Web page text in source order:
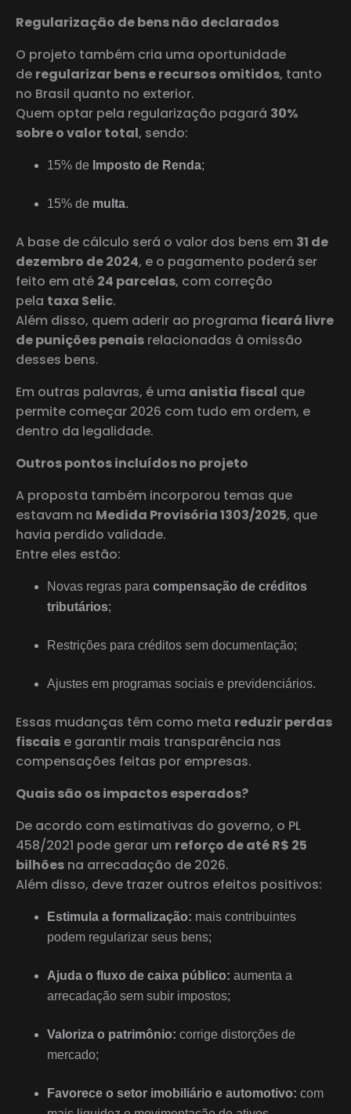
Regularização de bens não declarados
O projeto também cria uma oportunidade
de regularizar bens e recursos omitidos, tanto
no Brasil quanto no exterior.
Quem optar pela regularização pagará 30%
sobre o valor total, sendo:
15% de Imposto de Renda;
15% de multa.
A base de cálculo será o valor dos bens em 31 de
dezembro de 2024, e o pagamento poderá ser
feito em até 24 parcelas, com correção
pela taxa Selic.
Além disso, quem aderir ao programa ficará livre
de punições penais relacionadas à omissão
desses bens.
Em outras palavras, é uma anistia fiscal que
permite começar 2026 com tudo em ordem, e
dentro da legalidade.
Outros pontos incluídos no projeto
A proposta também incorporou temas que
estavam na Medida Provisória 1303/2025, que
havia perdido validade.
Entre eles estão:
Novas regras para compensação de créditos
tributários;
Restrições para créditos sem documentação;
Ajustes em programas sociais e previdenciários.
Essas mudanças têm como meta reduzir perdas
fiscais e garantir mais transparência nas
compensações feitas por empresas.
Quais são os impactos esperados?
De acordo com estimativas do governo, o PL
458/2021 pode gerar um reforço de até R$ 25
bilhões na arrecadação de 2026.
Além disso, deve trazer outros efeitos positivos:
Estimula a formalização: mais contribuintes
podem regularizar seus bens;
Ajuda o fluxo de caixa público: aumenta a
arrecadação sem subir impostos;
Valoriza o patrimônio: corrige distorções de
mercado;
Favorece o setor imobiliário e automotivo: com